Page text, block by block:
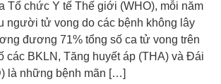
Tổ chức Y tế Thế giới (WHO), mỗi năm
người tử vong do các bệnh không lây
đương 71% tổng số ca tử vong trên
các BKLN, Tăng huyết áp (THA) và Đái
là những bệnh mãn […]